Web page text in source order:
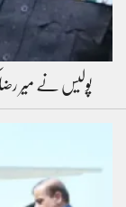
پولیس نے میر